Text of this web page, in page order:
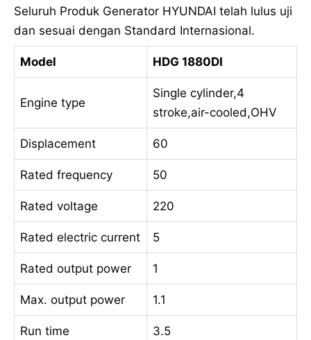
Seluruh Produk Generator HYUNDAI telah lulus uji
dan sesuai dengan Standard Internasional.
Model HDG 1880DI
Engine type
Single cylinder,4
stroke,air-cooled,OHV
Displacement 60
Rated frequency 50
Rated voltage 220
Rated electric current 5
Rated output power 1
Max. output power 1.1
Run time 3.5